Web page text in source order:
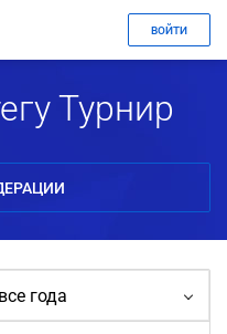
ВОЙТИ
Турнир
все года